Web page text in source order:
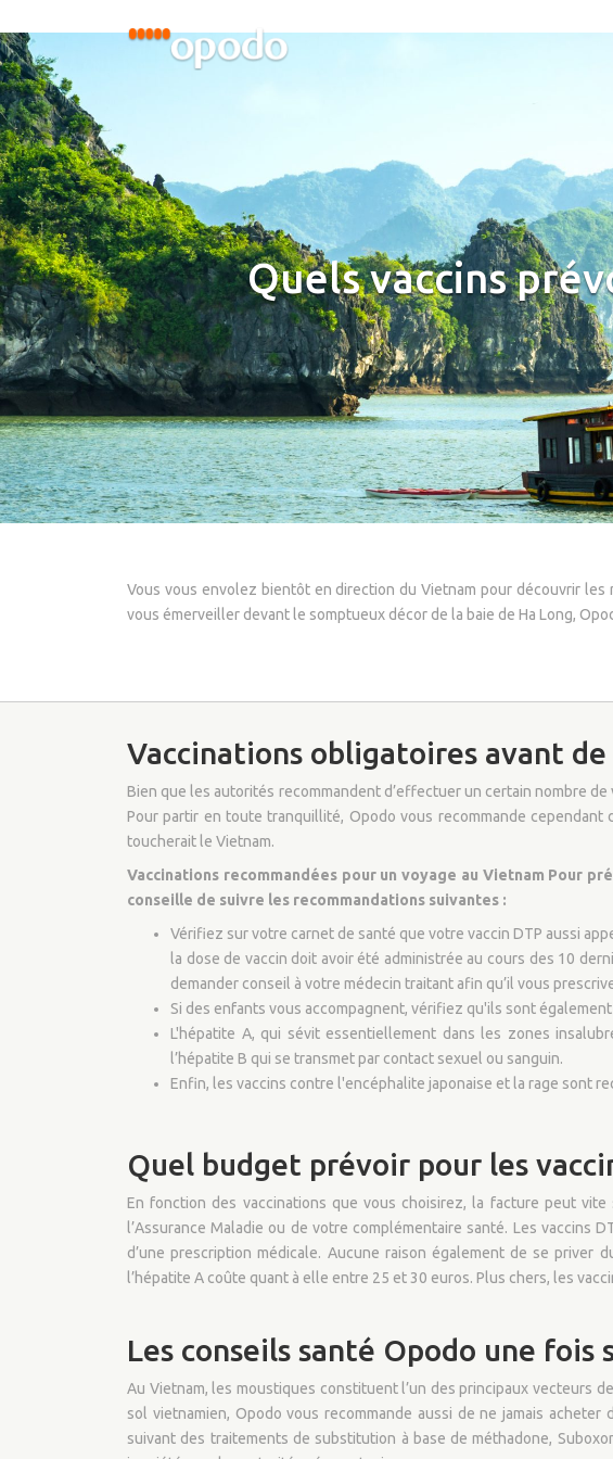
Quels vaccins
Vous vous envolez bientôt en direction du Vietnam pour découvrir
vous émerveiller devant le somptueux décor de la baie de Ha Long,
Vaccinations obligatoires avant
Bien que les autorités recommandent d’effectuer un certain nombre de
Pour partir en toute tranquillité, Opodo vous recommande
toucherait le Vietnam.
Vaccinations recommandées pour un voyage au Vietnam Pour
conseille de suivre les recommandations suivantes :
Vérifiez sur votre carnet de santé que votre vaccin DTP aussi
la dose de vaccin doit avoir été administrée au cours des 10
demander conseil à votre médecin traitant afin qu’il vous
Si des enfants vous accompagnent, vérifiez qu'ils sont
L'hépatite A, qui sévit essentiellement dans les zones
l’hépatite B qui se transmet par contact sexuel ou sanguin.
Enfin, les vaccins contre l'encéphalite japonaise et la rage sont
Quel budget prévoir pour les
En fonction des vaccinations que vous choisirez, la facture peut vite
l’Assurance Maladie ou de votre complémentaire santé. Les vaccins
d’une prescription médicale. Aucune raison également de se priver
l’hépatite A coûte quant à elle entre 25 et 30 euros. Plus chers, les
Les conseils santé Opodo une fois
Au Vietnam, les moustiques constituent l’un des principaux vecteurs
sol vietnamien, Opodo vous recommande aussi de ne jamais
suivant des traitements de substitution à base de méthadone,